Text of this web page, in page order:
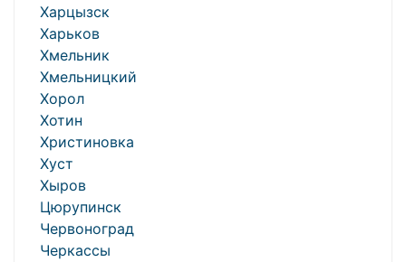
Харцызск
Харьков
Хмельник
Хмельницкий
Хорол
Хотин
Христиновка
Хуст
Хыров
Цюрупинск
Червоноград
Черкассы